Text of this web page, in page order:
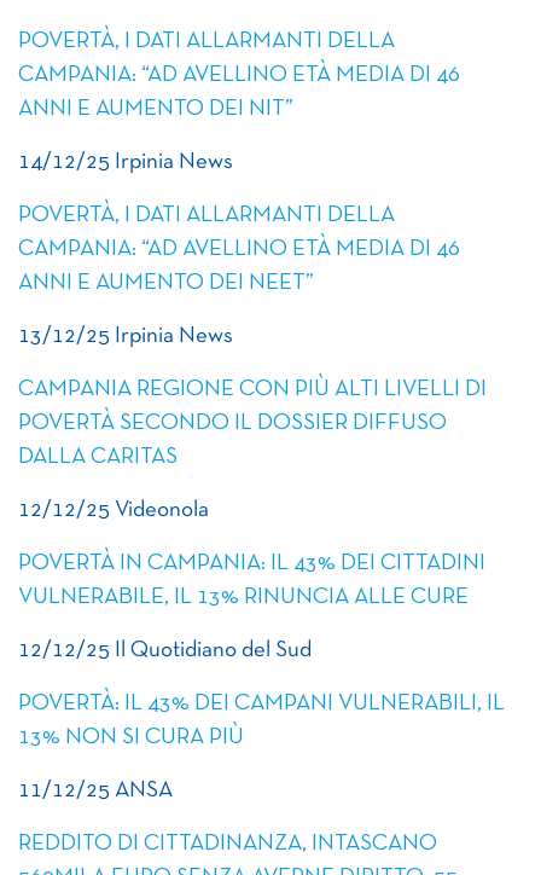
POVERTÀ, I DATI ALLARMANTI DELLA
CAMPANIA: “AD AVELLINO ETÀ MEDIA DI 46
ANNI E AUMENTO DEI NIT”
14/12/25 Irpinia News
POVERTÀ, I DATI ALLARMANTI DELLA
CAMPANIA: “AD AVELLINO ETÀ MEDIA DI 46
ANNI E AUMENTO DEI NEET”
13/12/25 Irpinia News
CAMPANIA REGIONE CON PIÙ ALTI LIVELLI DI
POVERTÀ SECONDO IL DOSSIER DIFFUSO
DALLA CARITAS
12/12/25 Videonola
POVERTÀ IN CAMPANIA: IL 43% DEI CITTADINI
VULNERABILE, IL 13% RINUNCIA ALLE CURE
12/12/25 Il Quotidiano del Sud
POVERTÀ: IL 43% DEI CAMPANI VULNERABILI, IL
13% NON SI CURA PIÙ
11/12/25 ANSA
REDDITO DI CITTADINANZA, INTASCANO